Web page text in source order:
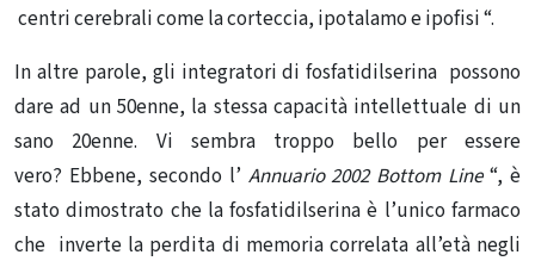
centri cerebrali come la corteccia, ipotalamo e ipofisi “.
In altre parole, gli integratori di fosfatidilserina possono
dare ad un 50enne, la stessa capacità intellettuale di un
sano 20enne. Vi sembra troppo bello per essere
vero? Ebbene, secondo l’ Annuario 2002 Bottom Line“, è
stato dimostrato che la fosfatidilserina è l’unico farmaco
che inverte la perdita di memoria correlata all’età negli